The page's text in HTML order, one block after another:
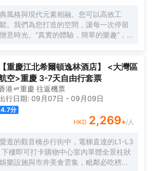
風格與現代元素相融。您可以高效工
。我們為您打造的空間，讓每一次停留
意時光。“真實的體驗，簡單的樂趣”，強
【重慶江北希爾頓逸林酒店】 <大灣區
空>重慶 3-7天自由行套票
港 重慶 往返機票
行日期: 09月07日 - 09月09日
4.7分
HKD 2,269+/人
逛的觀音橋步行街中，電梯直達的L1-L3
樓即可打卡購物中心室內單體全景柱狀
樂設施與市井美食雲集，毗鄰必吃榜叁